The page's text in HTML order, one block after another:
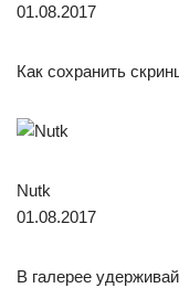
01.08.2017
Как сохранить
Nutk
01.08.2017
В галерее